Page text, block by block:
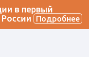
в первый
России
Подробнее